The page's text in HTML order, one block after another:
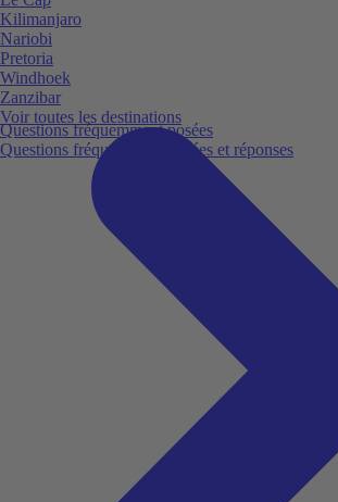
Questions fréquemment posées
Questions fréquemment posées et réponses
Kilimanjaro
Nariobi
Pretoria
Windhoek
Zanzibar
Voir toutes les destinations